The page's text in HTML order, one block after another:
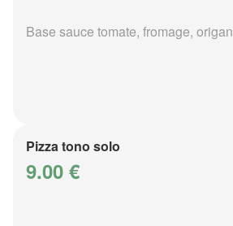
Base sauce tomate, fromage, origan
Pizza tono solo
9.00 €